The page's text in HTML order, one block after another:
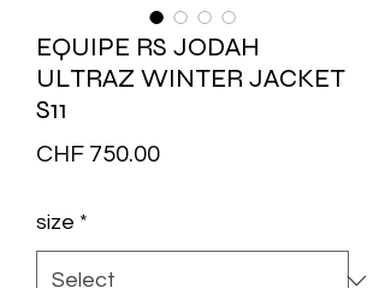
EQUIPE RS JODAH
ULTRAZ WINTER JACKET
S11
CHF 750.00Price
size *